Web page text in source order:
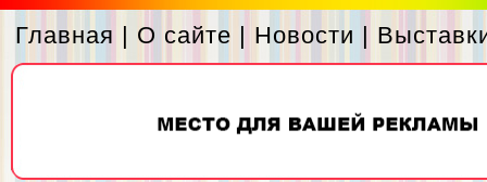
Главная | О сайте | Новости |